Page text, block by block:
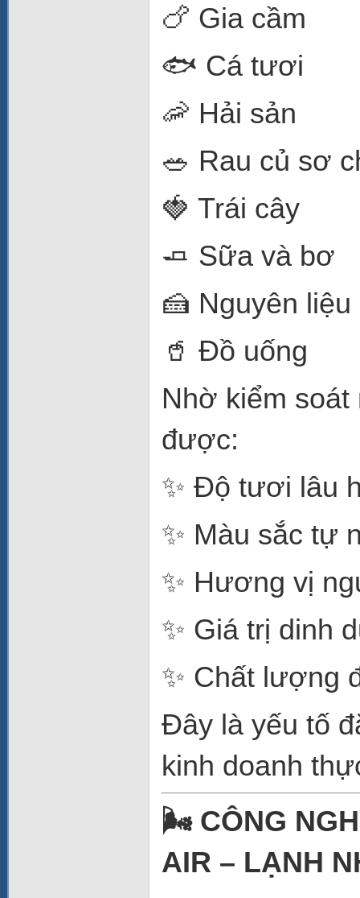
🍗 Gia cầm
🐟 Cá tươi
🦐 Hải sản
🥗 Rau củ sơ
🍓 Trái cây
🧈 Sữa và bơ
🍰 Nguyên
🥤 Đồ uống
Nhờ kiểm
được:
✨ Độ tươi lâu
✨ Màu sắc tự
✨ Hương vị
✨ Giá trị dinh
✨ Chất lượng
Đây là yếu tố
kinh doanh
🌬️ CÔNG
AIR – LẠNH